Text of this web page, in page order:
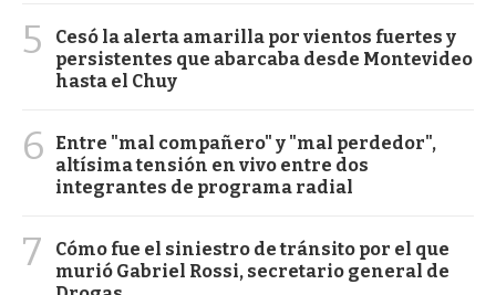
5
Cesó la alerta amarilla por vientos fuertes y
persistentes que abarcaba desde Montevideo
hasta el Chuy
6
Entre "mal compañero" y "mal perdedor",
altísima tensión en vivo entre dos
integrantes de programa radial
7
Cómo fue el siniestro de tránsito por el que
murió Gabriel Rossi, secretario general de